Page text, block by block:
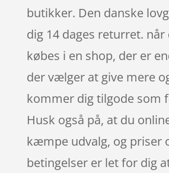
butikker. Den danske
dig 14 dages returret. når
købes i en shop, der er
der vælger at give mere
kommer dig tilgode som
Husk også på, at du
kæmpe udvalg, og priser
betingelser er let for dig